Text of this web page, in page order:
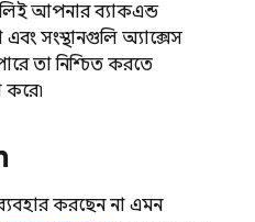
আপনার ব্যাকএন্ড
এবং সংস্থানগুলি অ্যাক্সেস
তা নিশ্চিত করতে
করে৷
করছেন না এমন